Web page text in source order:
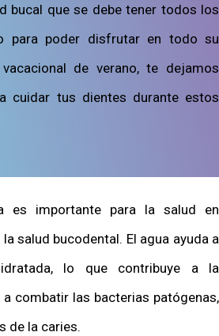
bucal que se debe tener todos los
para poder disfrutar en todo su
de verano, te dejamos
cuidar tus dientes durante estos
es importante para la salud en
salud bucodental. El agua ayuda a
lo que contribuye a la
combatir las bacterias patógenas,
de la caries.